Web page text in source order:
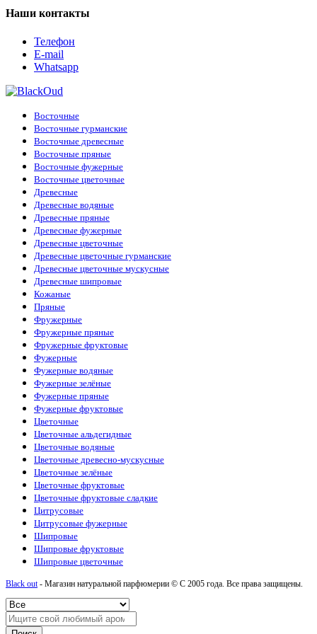
Giardini Di Toscana
Givenchy
Goldfield & Banks Australia
Gritty (1)
Guess
Hermes (2)
Histoires de Parfums
Hormone Paris (5)
Hugo Boss (13)
Initio Parfums (11)
Jaguar (1)
Jean Paul Gaultier
Jil Sander (1)
Jo Malone (12)
John Varvatos (1)
Joop! (1)
Juliette Has A Gun (3)
Kajal (4)
Katty Perry (1)
Kayali (3)
Kenzo
Kilian (26)
La Sultane de Saba
Lacoste (10)
Lanvin (3)
Lattafa Perfumes (51)
Le Labo (15)
Loewe (1)
Louis Vuitton (18)
Maison Francis Kurkdjian
Maison Martin Margiela
Mancera (6)
Marc Antoine Barrois (7)
Marc Jacobs (1)
Mazzolari (1)
Memo (15)
Mercedes-Benz
Moncler (1)
Montale (15)
Montblanc (3)
Morph (1)
Moschino (1)
(2)
Nishane (2)
Orlov Paris
Наши контакты
Телефон
E-mail
Whatsapp
Восточные
Восточные гурманские
Восточные древесные
Восточные пряные
Восточные фужерные
Восточные цветочные
Древесные
Древесные водяные
Древесные пряные
Древесные фужерные
Древесные цветочные
Древесные цветочные гурманские
Древесные цветочные мускусные
Древесные шипровые
Кожаные
Пряные
Фружерные
Фружерные пряные
Фружерные фруктовые
Фужерные
Фужерные водяные
Фужерные зелёные
Фужерные пряные
Фужерные фруктовые
Цветочные
Цветочные альдегидные
Цветочные водяные
Цветочные древесно-мускусные
Цветочные зелёные
Цветочные фруктовые
Цветочные фруктовые сладкие
Цитрусовые
Цитрусовые фужерные
Шипровые
Шипровые фруктовые
Шипровые цветочные
Black out - Магазин натуральной парфюмерии © С 2005 года. Все права защищены.